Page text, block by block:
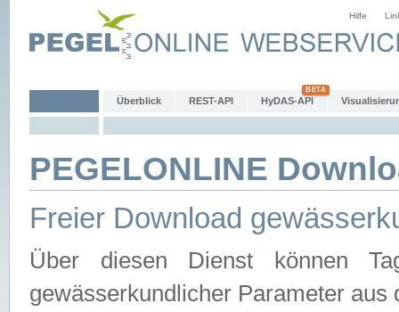
Hilfe
Überblick REST-API HyDAS-API
PEGELONLINE
Freier Download
Über diesen Dienst können
gewässerkundlicher Parameter aus